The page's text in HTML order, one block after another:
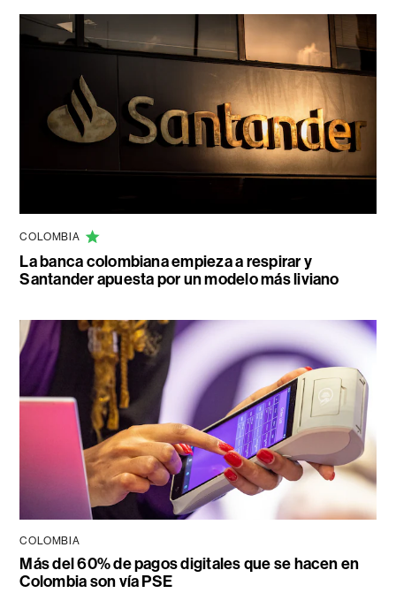
COLOMBIA
La banca colombiana empieza a respirar y
Santander apuesta por un modelo más liviano
COLOMBIA
Más del 60% de pagos digitales que se hacen en
Colombia son vía PSE